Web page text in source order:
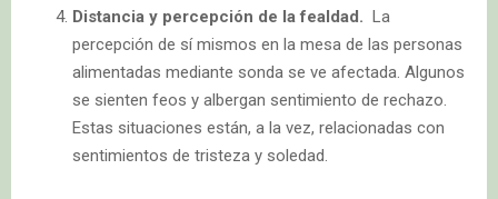
Distancia y percepción de la fealdad. La
percepción de sí mismos en la mesa de las personas
alimentadas mediante sonda se ve afectada. Algunos
se sienten feos y albergan sentimiento de rechazo.
Estas situaciones están, a la vez, relacionadas con
sentimientos de tristeza y soledad.